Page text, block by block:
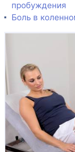
пробуждения
Боль в